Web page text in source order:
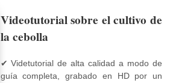
Videotutorial sobre el cultivo de
la cebolla
✔ Videtutorial de alta calidad a modo de
guía completa, grabado en HD por un